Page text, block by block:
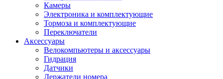
Камеры
Электроника и комплектующие
Тормоза и комплектующие
Переключатели
Аксессуары
Велокомпьютеры и аксессуары
Гидрация
Датчики
Держатели номера